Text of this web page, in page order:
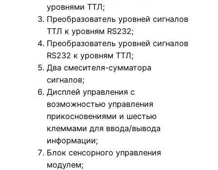
уровнями ТТЛ;
Преобразователь уровней сигналов
ТТЛ к уровням RS232;
Преобразователь уровней сигналов
RS232 к уровням ТТЛ;
Два смесителя-сумматора
сигналов;
Дисплей управления с
возможностью управления
прикосновениями и шестью
клеммами для ввода/вывода
информации;
Блок сенсорного управления
модулем;